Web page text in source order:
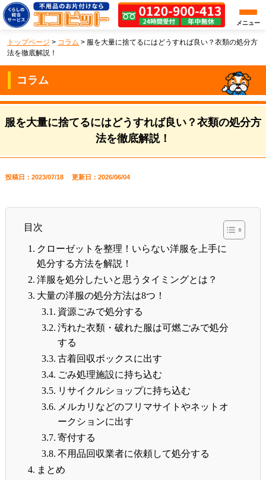
メニュー
トップページ > コラム > 服を大量に捨てるにはどうすれば良い？衣類の処分方
法を徹底解説！
コラム
服を大量に捨てるにはどうすれば良い？衣類の処分方
法を徹底解説！
投稿日：2023/07/18 更新日：2026/06/04
目次
クローゼットを整理！いらない洋服を上手に
処分する方法を解説！
洋服を処分したいと思うタイミングとは？
大量の洋服の処分方法は8つ！
資源ごみで処分する
汚れた衣類・破れた服は可燃ごみで処分
する
古着回収ボックスに出す
ごみ処理施設に持ち込む
リサイクルショップに持ち込む
メルカリなどのフリマサイトやネットオ
ークションに出す
寄付する
不用品回収業者に依頼して処分する
まとめ